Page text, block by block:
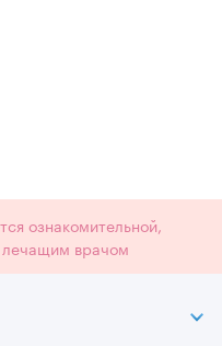
ознакомительной,
лечащим врачом